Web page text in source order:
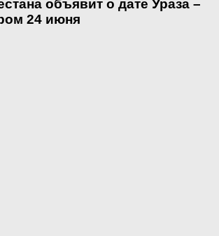
объявит о дате Ураза –
24 июня